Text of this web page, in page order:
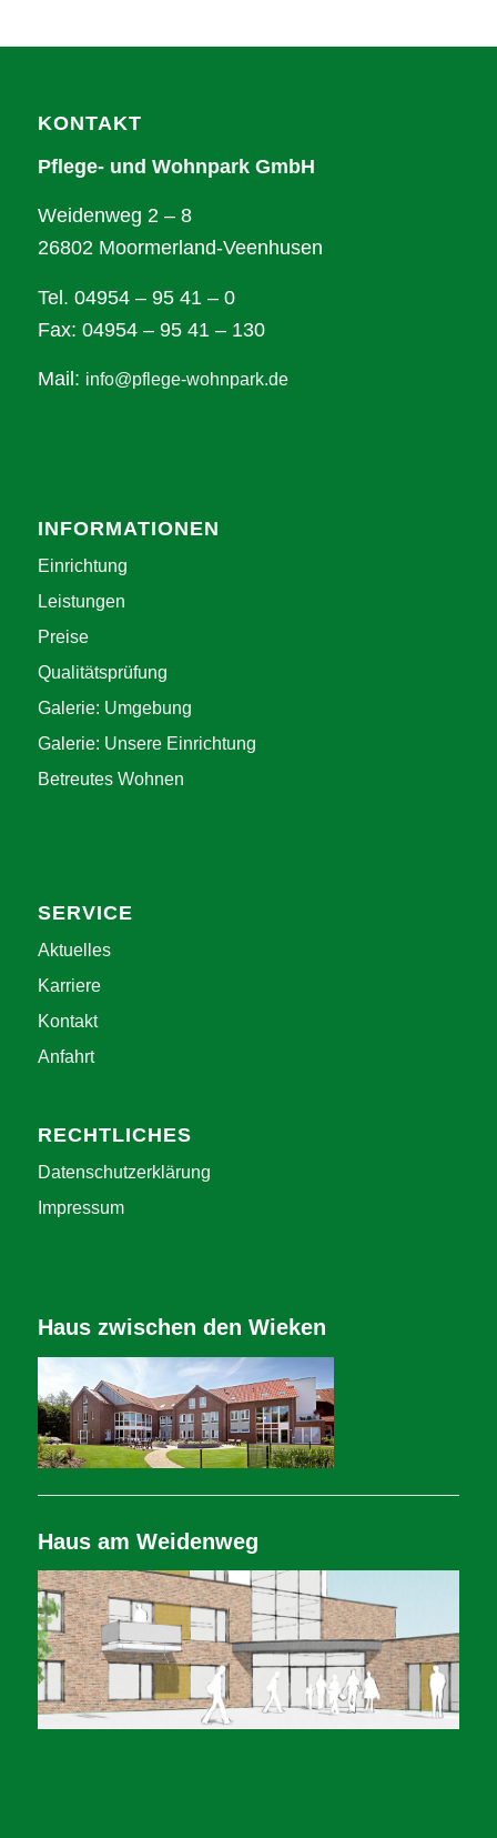
KONTAKT
Pflege- und Wohnpark GmbH
Weidenweg 2 – 8
26802 Moormerland-Veenhusen
Tel. 04954 – 95 41 – 0
Fax: 04954 – 95 41 – 130
Mail: info@pflege-wohnpark.de
INFORMATIONEN
Einrichtung
Leistungen
Preise
Qualitätsprüfung
Galerie: Umgebung
Galerie: Unsere Einrichtung
Betreutes Wohnen
SERVICE
Aktuelles
Karriere
Kontakt
Anfahrt
RECHTLICHES
Datenschutzerklärung
Impressum
Haus zwischen den Wieken
Haus am Weidenweg